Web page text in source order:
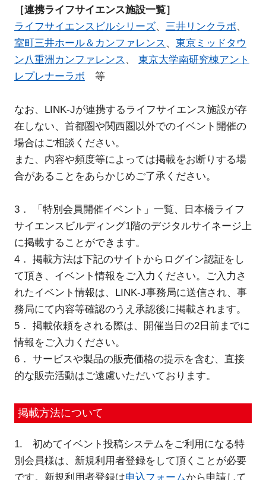
閉じる
［連携ライフサイエンス施設一覧］
ライフサイエンスビルシリーズ、 三井リンクラボ、
室町三井ホール＆カンファレンス 、 東京ミッドタウ
ン八重洲カンファレンス 、 東京大学南研究棟アント
レプレナーラボ 等
なお、LINK-Jが連携するライフサイエンス施設が存
在しない、首都圏や関西圏以外でのイベント開催の
場合はご相談ください。
また、内容や頻度等によっては掲載をお断りする場
合があることをあらかじめご了承ください。
3． 「特別会員開催イベント」一覧、日本橋ライフ
サイエンスビルディング1階のデジタルサイネージ上
に掲載することができます。
4． 掲載方法は下記のサイトからログイン認証をし
て頂き、イベント情報をご入力ください。ご入力さ
れたイベント情報は、LINK-J事務局に送信され、事
務局にて内容等確認のうえ承認後に掲載されます。
5． 掲載依頼をされる際は、開催当日の2日前までに
情報をご入力ください。
6． サービスや製品の販売価格の提示を含む、直接
的な販売活動はご遠慮いただいております。
掲載方法について
1. 初めてイベント投稿システムをご利用になる特
別会員様は、新規利用者登録をして頂くことが必要
です。新規利用者登録は申込フォームから申請して